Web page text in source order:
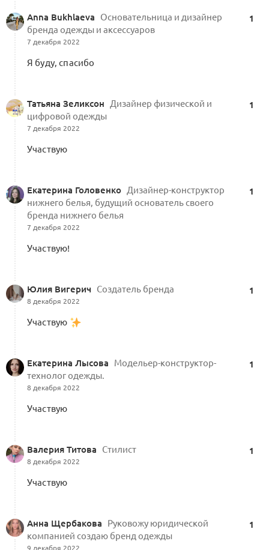
Anna Bukhlaeva
Основательница и дизайнер
бренда одежды и аксессуаров
7 декабря 2022
1
Я буду, спасибо
Татьяна Зеликсон
Дизайнер физической и
цифровой одежды
7 декабря 2022
1
Участвую
Екатерина Головенко Дизайнер-конструктор
нижнего белья, будущий основатель своего
бренда нижнего белья
7 декабря 2022
1
Участвую!
Юлия Вигерич Создатель бренда
8 декабря 2022
1
Участвую
Екатерина Лысова
Модельер-конструктор-
технолог одежды.
8 декабря 2022
1
Участвую
Валерия Титова Стилист
8 декабря 2022
1
Участвую
Анна Щербакова
Руковожу юридической
компанией создаю бренд одежды
9 декабря 2022
1